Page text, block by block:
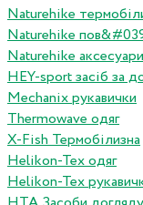
Naturehike
Naturehike
Naturehike аксесуари
HEY-sport засіб за
Mechanix рукавички
Thermowave одяг
X-Fish Термобілизна
Helikon-Tex одяг
Helikon-Tex